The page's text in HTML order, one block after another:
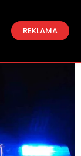
REKLAMA